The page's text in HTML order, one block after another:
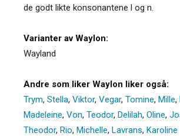
de godt likte konsonantene l og n.
Varianter av Waylon:
Wayland
Andre som liker Waylon liker også:
Trym, Stella, Viktor, Vegar, Tomine, Mille,
Madeleine, Von, Teodor, Delilah, Oline,
Theodor, Rio, Michelle, Lavrans, Karoline